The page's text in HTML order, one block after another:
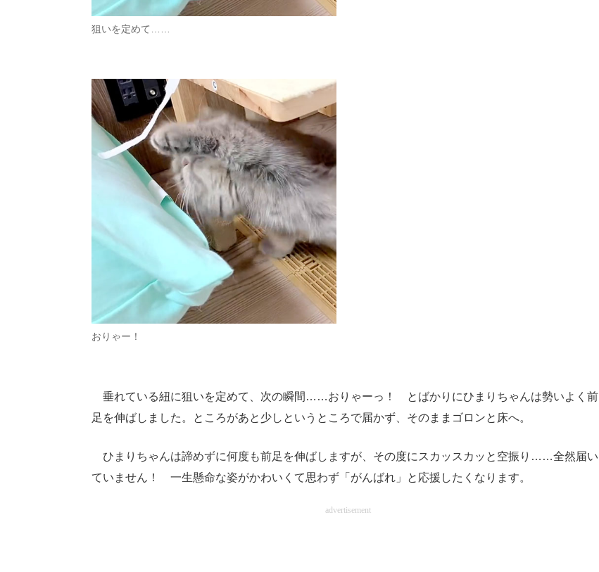
狙いを定めて……
おりゃー！
垂れている紐に狙いを定めて、次の瞬間……おりゃーっ！ とばかりにひまりちゃんは勢いよく前
足を伸ばしました。ところがあと少しというところで届かず、そのままゴロンと床へ。
ひまりちゃんは諦めずに何度も前足を伸ばしますが、その度にスカッスカッと空振り……全然届い
ていません！ 一生懸命な姿がかわいくて思わず「がんばれ」と応援したくなります。
advertisement